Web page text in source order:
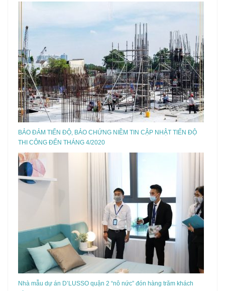
BẢO ĐẢM TIẾN ĐỘ, BẢO CHỨNG NIỀM TIN CẬP NHẬT TIẾN ĐỘ
THI CÔNG ĐẾN THÁNG 4/2020
Nhà mẫu dự án D’LUSSO quận 2 “nô nức” đón hàng trăm khách